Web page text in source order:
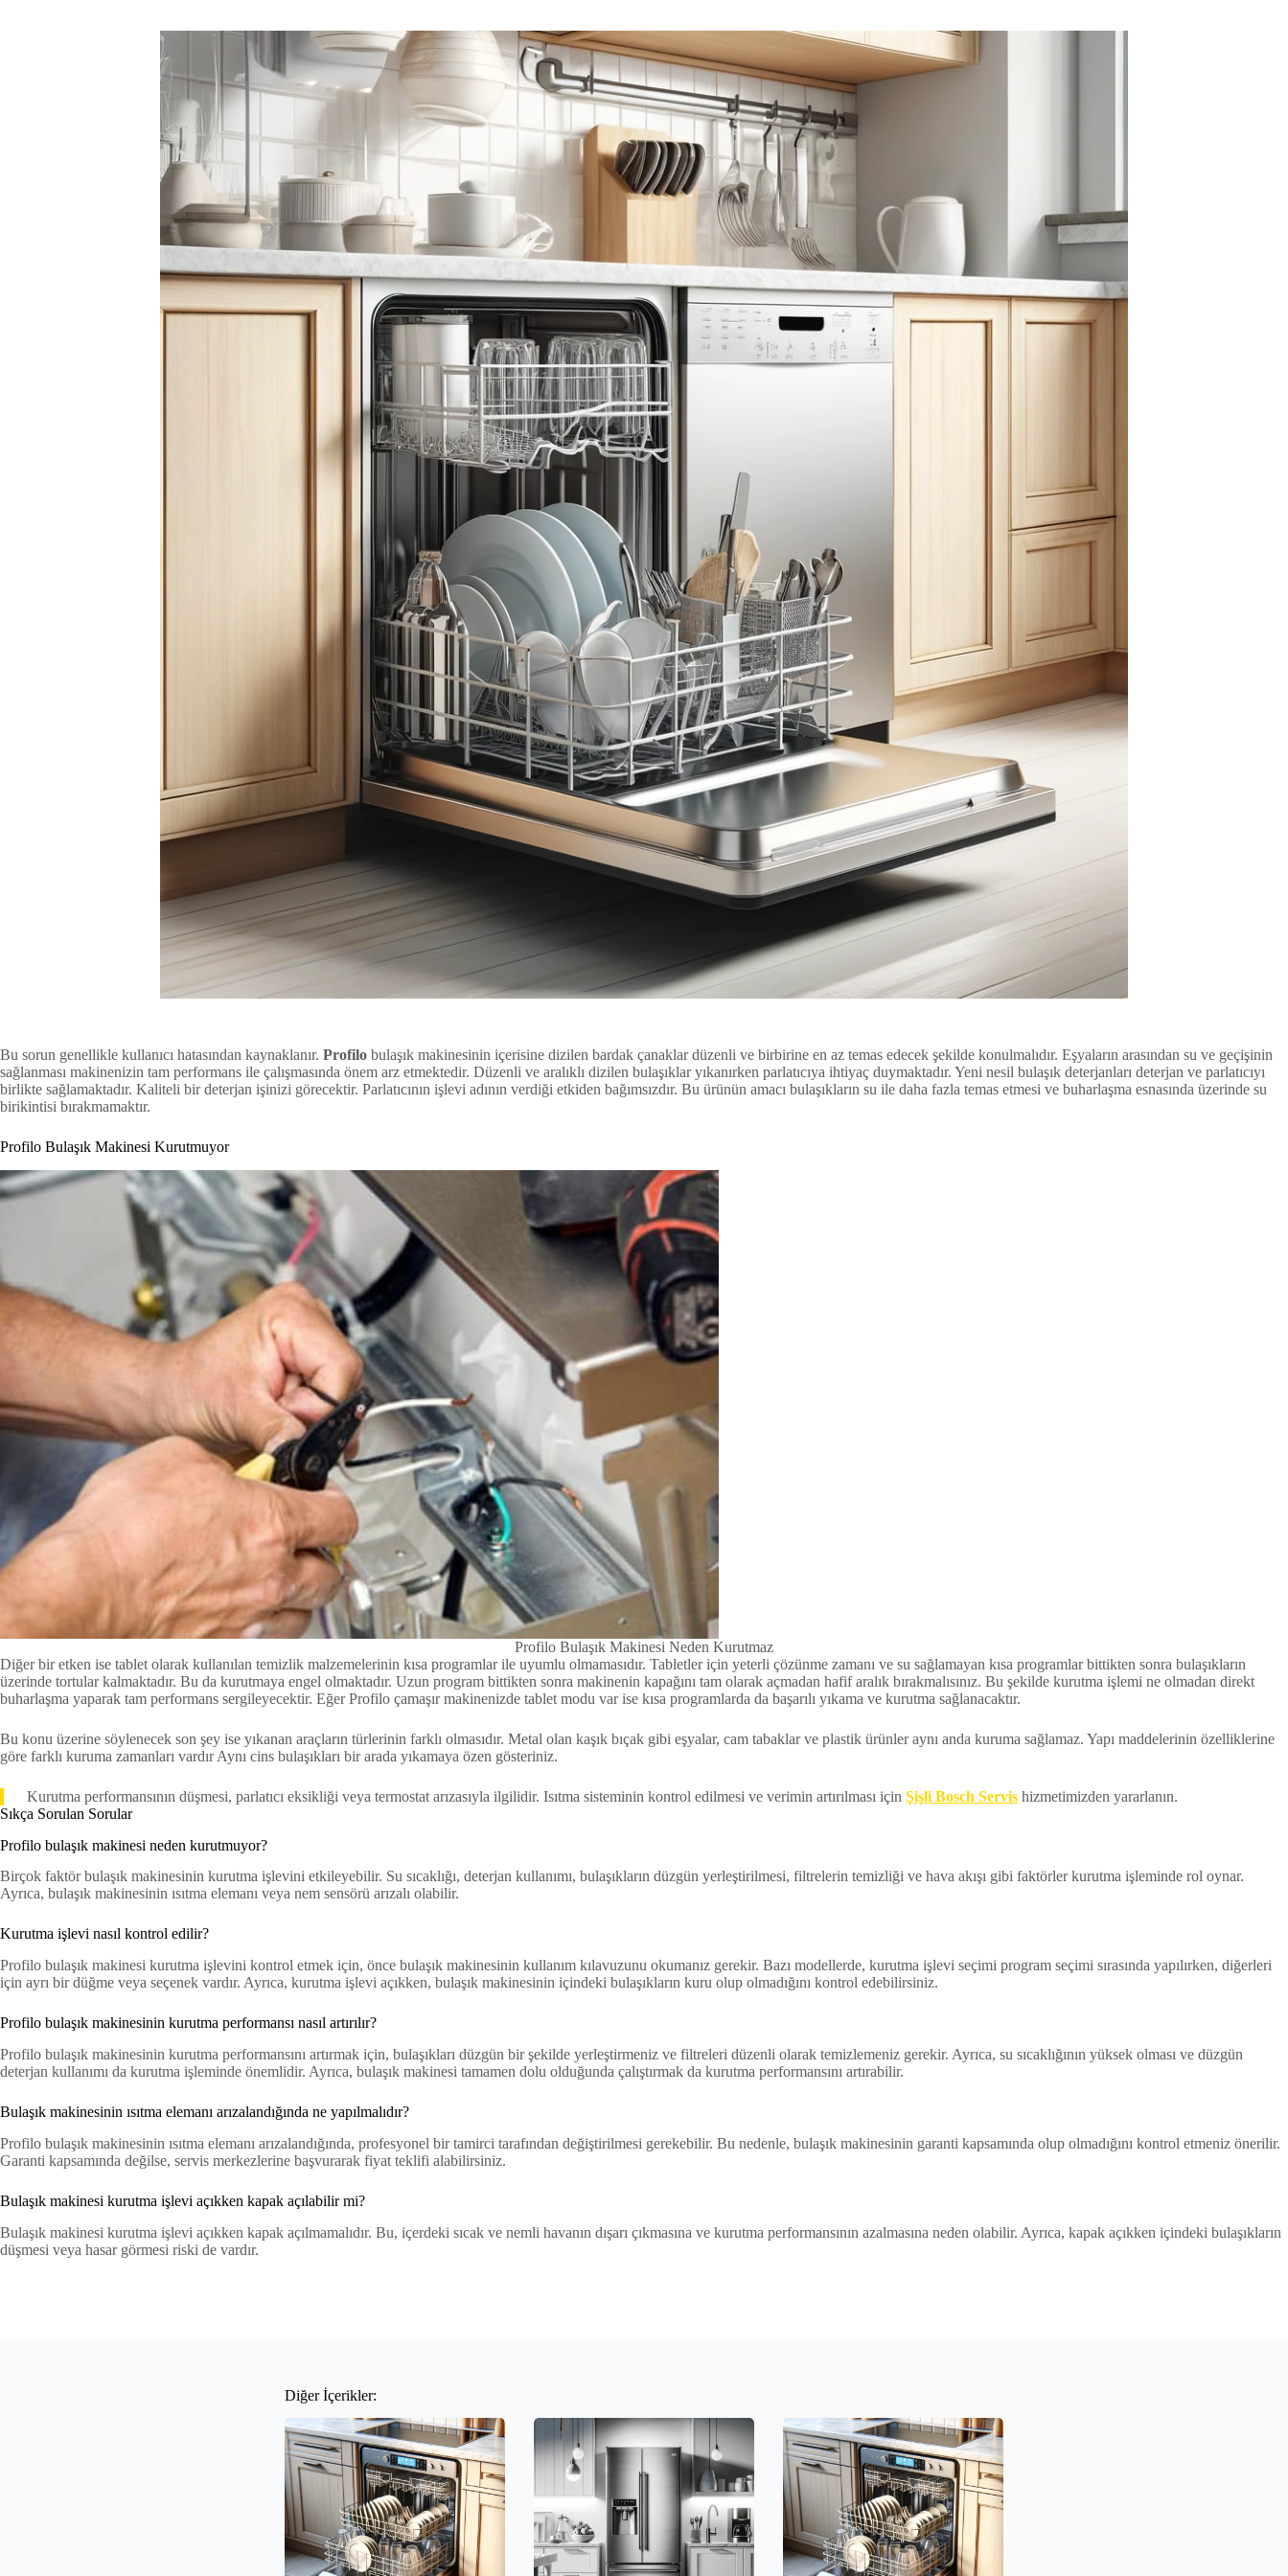
Bu sorun genellikle kullanıcı hatasından kaynaklanır. Profilo bulaşık makinesinin içerisine dizilen bardak çanaklar düzenli ve birbirine en az temas edecek şekilde konulmalıdır. Eşyaların arasından su ve geçişinin
sağlanması makinenizin tam performans ile çalışmasında önem arz etmektedir. Düzenli ve aralıklı dizilen bulaşıklar yıkanırken parlatıcıya ihtiyaç duymaktadır. Yeni nesil bulaşık deterjanları deterjan ve parlatıcıyı
birlikte sağlamaktadır. Kaliteli bir deterjan işinizi görecektir. Parlatıcının işlevi adının verdiği etkiden bağımsızdır. Bu ürünün amacı bulaşıkların su ile daha fazla temas etmesi ve buharlaşma esnasında üzerinde su
birikintisi bırakmamaktır.
Profilo Bulaşık Makinesi Kurutmuyor
Profilo Bulaşık Makinesi Neden Kurutmaz
Diğer bir etken ise tablet olarak kullanılan temizlik malzemelerinin kısa programlar ile uyumlu olmamasıdır. Tabletler için yeterli çözünme zamanı ve su sağlamayan kısa programlar bittikten sonra bulaşıkların
üzerinde tortular kalmaktadır. Bu da kurutmaya engel olmaktadır. Uzun program bittikten sonra makinenin kapağını tam olarak açmadan hafif aralık bırakmalısınız. Bu şekilde kurutma işlemi ne olmadan direkt
buharlaşma yaparak tam performans sergileyecektir. Eğer Profilo çamaşır makinenizde tablet modu var ise kısa programlarda da başarılı yıkama ve kurutma sağlanacaktır.
Bu konu üzerine söylenecek son şey ise yıkanan araçların türlerinin farklı olmasıdır. Metal olan kaşık bıçak gibi eşyalar, cam tabaklar ve plastik ürünler aynı anda kuruma sağlamaz. Yapı maddelerinin özelliklerine
göre farklı kuruma zamanları vardır Aynı cins bulaşıkları bir arada yıkamaya özen gösteriniz.
Kurutma performansının düşmesi, parlatıcı eksikliği veya termostat arızasıyla ilgilidir. Isıtma sisteminin kontrol edilmesi ve verimin artırılması için Şişli Bosch Servis hizmetimizden yararlanın.
Sıkça Sorulan Sorular
Profilo bulaşık makinesi neden kurutmuyor?
Birçok faktör bulaşık makinesinin kurutma işlevini etkileyebilir. Su sıcaklığı, deterjan kullanımı, bulaşıkların düzgün yerleştirilmesi, filtrelerin temizliği ve hava akışı gibi faktörler kurutma işleminde rol oynar.
Ayrıca, bulaşık makinesinin ısıtma elemanı veya nem sensörü arızalı olabilir.
Kurutma işlevi nasıl kontrol edilir?
Profilo bulaşık makinesi kurutma işlevini kontrol etmek için, önce bulaşık makinesinin kullanım kılavuzunu okumanız gerekir. Bazı modellerde, kurutma işlevi seçimi program seçimi sırasında yapılırken, diğerleri
için ayrı bir düğme veya seçenek vardır. Ayrıca, kurutma işlevi açıkken, bulaşık makinesinin içindeki bulaşıkların kuru olup olmadığını kontrol edebilirsiniz.
Profilo bulaşık makinesinin kurutma performansı nasıl artırılır?
Profilo bulaşık makinesinin kurutma performansını artırmak için, bulaşıkları düzgün bir şekilde yerleştirmeniz ve filtreleri düzenli olarak temizlemeniz gerekir. Ayrıca, su sıcaklığının yüksek olması ve düzgün
deterjan kullanımı da kurutma işleminde önemlidir. Ayrıca, bulaşık makinesi tamamen dolu olduğunda çalıştırmak da kurutma performansını artırabilir.
Bulaşık makinesinin ısıtma elemanı arızalandığında ne yapılmalıdır?
Profilo bulaşık makinesinin ısıtma elemanı arızalandığında, profesyonel bir tamirci tarafından değiştirilmesi gerekebilir. Bu nedenle, bulaşık makinesinin garanti kapsamında olup olmadığını kontrol etmeniz önerilir.
Garanti kapsamında değilse, servis merkezlerine başvurarak fiyat teklifi alabilirsiniz.
Bulaşık makinesi kurutma işlevi açıkken kapak açılabilir mi?
Bulaşık makinesi kurutma işlevi açıkken kapak açılmamalıdır. Bu, içerdeki sıcak ve nemli havanın dışarı çıkmasına ve kurutma performansının azalmasına neden olabilir. Ayrıca, kapak açıkken içindeki bulaşıkların
düşmesi veya hasar görmesi riski de vardır.
Diğer İçerikler: